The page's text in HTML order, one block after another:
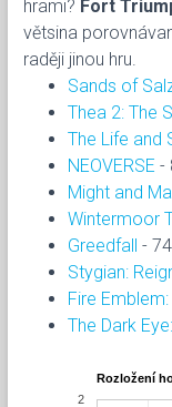
hrami? Fort
větsina
raději jinou hru.
Sands of
Thea 2: The
The Life and
NEOVERSE -
Might and
Wintermoor
Greedfall -
Stygian:
Fire
The Dark
Rozložení
2